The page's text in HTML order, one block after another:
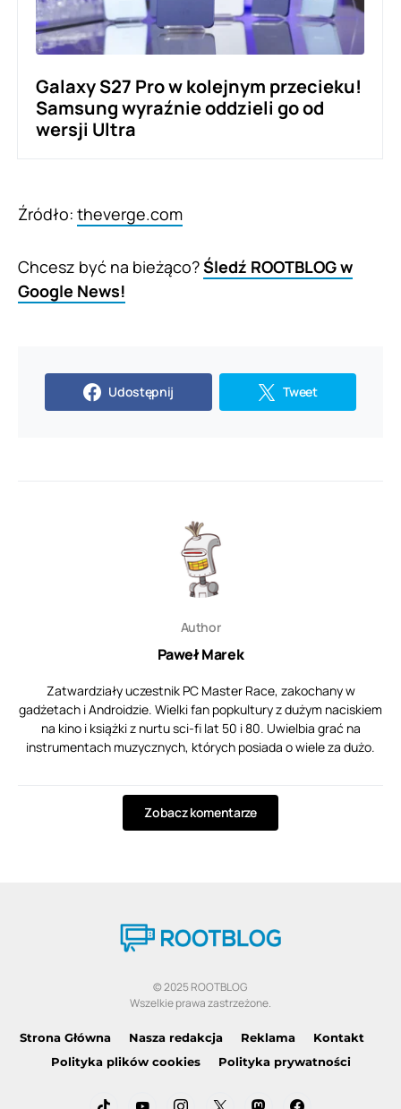
Galaxy S27 Pro w kolejnym przecieku!
Samsung wyraźnie oddzieli go od
wersji Ultra
Źródło: theverge.com
Chcesz być na bieżąco?Śledź ROOTBLOG w
Google News!
Udostępnij Tweet
Author
Paweł Marek
Zatwardziały uczestnik PC Master Race, zakochany w
gadżetach i Androidzie. Wielki fan popkultury z dużym naciskiem
na kino i książki z nurtu sci-fi lat 50 i 80. Uwielbia grać na
instrumentach muzycznych, których posiada o wiele za dużo.
Zobacz komentarze
© 2025 ROOTBLOG
Wszelkie prawa zastrzeżone.
Strona Główna Nasza redakcja Reklama
Kontakt
Polityka plików cookies
Polityka prywatności